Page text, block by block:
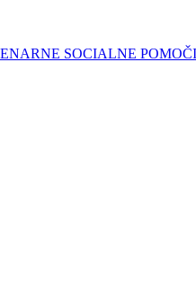
SOCIALNE